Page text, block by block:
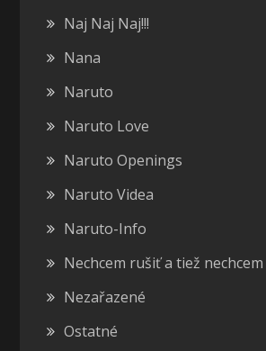
Naj Naj Naj!!!
Nana
Naruto
Naruto Love
Naruto Openings
Naruto Videa
Naruto-Info
Nechcem rušiť a tiež
Nezařazené
Ostatné